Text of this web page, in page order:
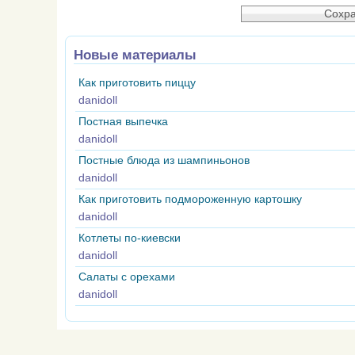
Новые материалы
Как приготовить пиццу
danidoll
Постная выпечка
danidoll
Постные блюда из шампиньонов
danidoll
Как приготовить подмороженную картошку
danidoll
Котлеты по-киевски
danidoll
Салаты с орехами
danidoll